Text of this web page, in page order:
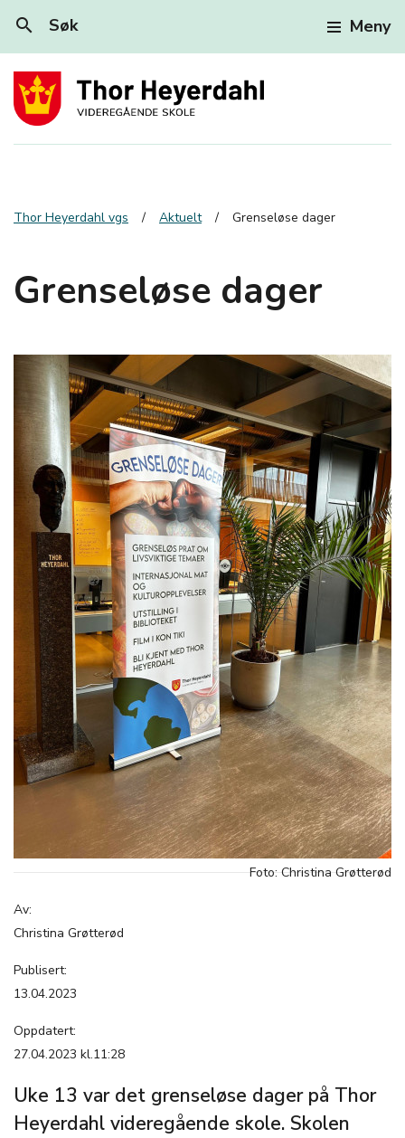
search Søk Meny
Thor Heyerdahl vgs Aktuelt Grenseløse dager
Grenseløse dager
Foto: Christina Grøtterød
Av:
Christina Grøtterød
Publisert:
13.04.2023
Oppdatert:
27.04.2023 kl.11:28
Uke 13 var det grenseløse dager på Thor
Heyerdahl videregående skole. Skolen